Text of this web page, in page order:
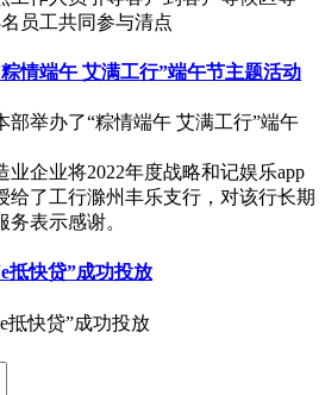
员工共同参与清点
情端午 艾满工行”端午节主题活动
部举办了“粽情端午 艾满工行”端午
企业将2022年度战略和记娱乐app
给了工行滁州丰乐支行，对该行长期
表示感谢。
抵快贷”成功投放
抵快贷”成功投放